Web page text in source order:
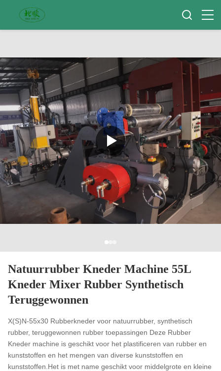
Natuurrubber Kneder Machine 55L
Kneder Mixer Rubber Synthetisch
Teruggewonnen
X(S)N-55x30 Rubberkneder voor natuurrubber, synthetisch
rubber, teruggewonnen rubber toepassingen Deze Rubber
Kneder machine is geschikt voor het plastificeren van rubber en
kunststoffen en het mengen van diverse kunststoffen en
kunststoffen.Het is met name geschikt voor middelgrote en kleine